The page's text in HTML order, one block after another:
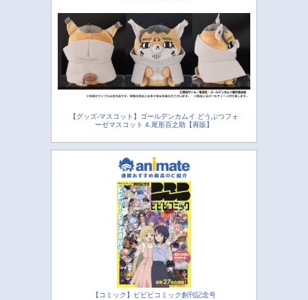
【グッズ-マスコット】ゴールデンカムイ どうぶつフォ
ーゼマスコット 4.尾形百之助【再販】
【コミック】ビビビコミック創刊記念号